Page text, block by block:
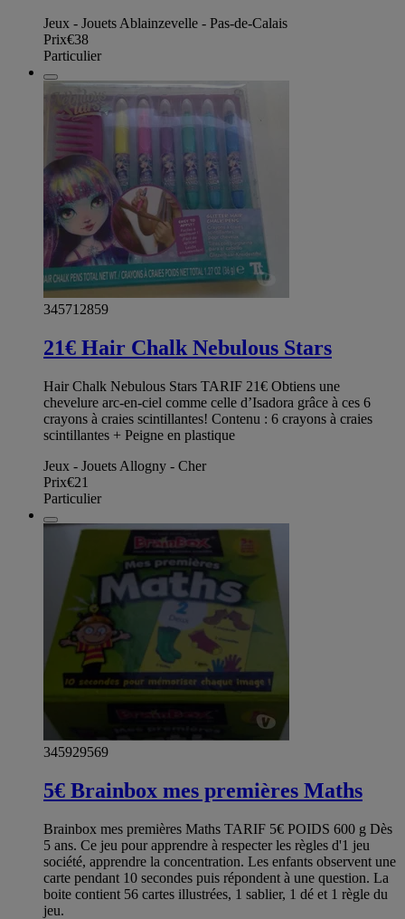
Jeux - Jouets Ablainzevelle - Pas-de-Calais
Prix€38
Particulier
345712859
21€ Hair Chalk Nebulous Stars
Hair Chalk Nebulous Stars TARIF 21€ Obtiens une
chevelure arc-en-ciel comme celle d’Isadora grâce à ces 6
crayons à craies scintillantes! Contenu : 6 crayons à craies
scintillantes + Peigne en plastique
Jeux - Jouets Allogny - Cher
Prix€21
Particulier
345929569
5€ Brainbox mes premières Maths
Brainbox mes premières Maths TARIF 5€ POIDS 600 g Dès
5 ans. Ce jeu pour apprendre à respecter les règles d'1 jeu
société, apprendre la concentration. Les enfants observent une
carte pendant 10 secondes puis répondent à une question. La
boite contient 56 cartes illustrées, 1 sablier, 1 dé et 1 règle du
jeu.